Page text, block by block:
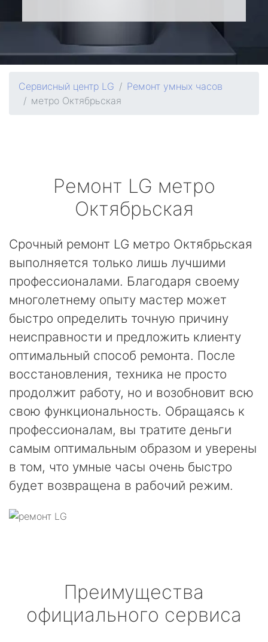
Сервисный центр LG
Ремонт умных часов
метро Октябрьская
Ремонт LG метро
Октябрьская
Срочный ремонт LG метро Октябрьская
выполняется только лишь лучшими
профессионалами. Благодаря своему
многолетнему опыту мастер может
быстро определить точную причину
неисправности и предложить клиенту
оптимальный способ ремонта. После
восстановления, техника не просто
продолжит работу, но и возобновит всю
свою функциональность. Обращаясь к
профессионалам, вы тратите деньги
самым оптимальным образом и уверены
в том, что умные часы очень быстро
будет возвращена в рабочий режим.
Преимущества
официального сервиса